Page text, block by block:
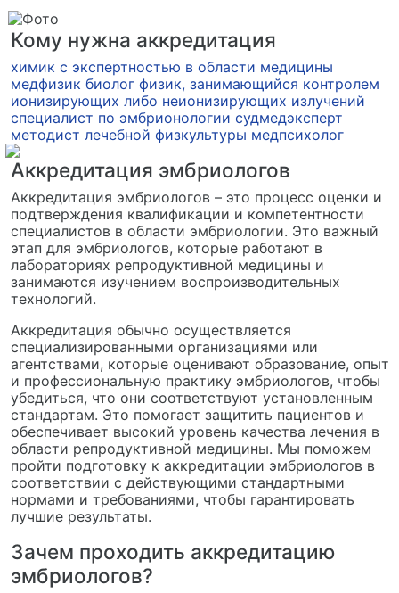
Кому нужна аккредитация
химик с экспертностью в области медицины
медфизик биолог физик, занимающийся контролем
ионизирующих либо неионизирующих излучений
специалист по эмбрионологии судмедэксперт
методист лечебной физкультуры медпсихолог
Аккредитация эмбриологов
Аккредитация эмбриологов – это процесс оценки и
подтверждения квалификации и компетентности
специалистов в области эмбриологии. Это важный
этап для эмбриологов, которые работают в
лабораториях репродуктивной медицины и
занимаются изучением воспроизводительных
технологий.
Аккредитация обычно осуществляется
специализированными организациями или
агентствами, которые оценивают образование, опыт
и профессиональную практику эмбриологов, чтобы
убедиться, что они соответствуют установленным
стандартам. Это помогает защитить пациентов и
обеспечивает высокий уровень качества лечения в
области репродуктивной медицины. Мы поможем
пройти подготовку к аккредитации эмбриологов в
соответствии с действующими стандартными
нормами и требованиями, чтобы гарантировать
лучшие результаты.
Зачем проходить аккредитацию
эмбриологов?